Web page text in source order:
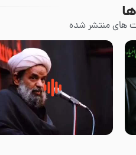
های منتشر شده
روضه جانسوز پاره های جگر امام
حسن مجتبی علیه السلام-حجت